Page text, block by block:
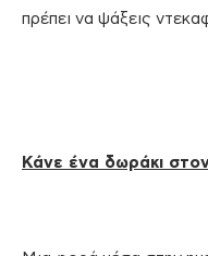
πρέπει να ψάξεις
Κάνε ένα δωράκι